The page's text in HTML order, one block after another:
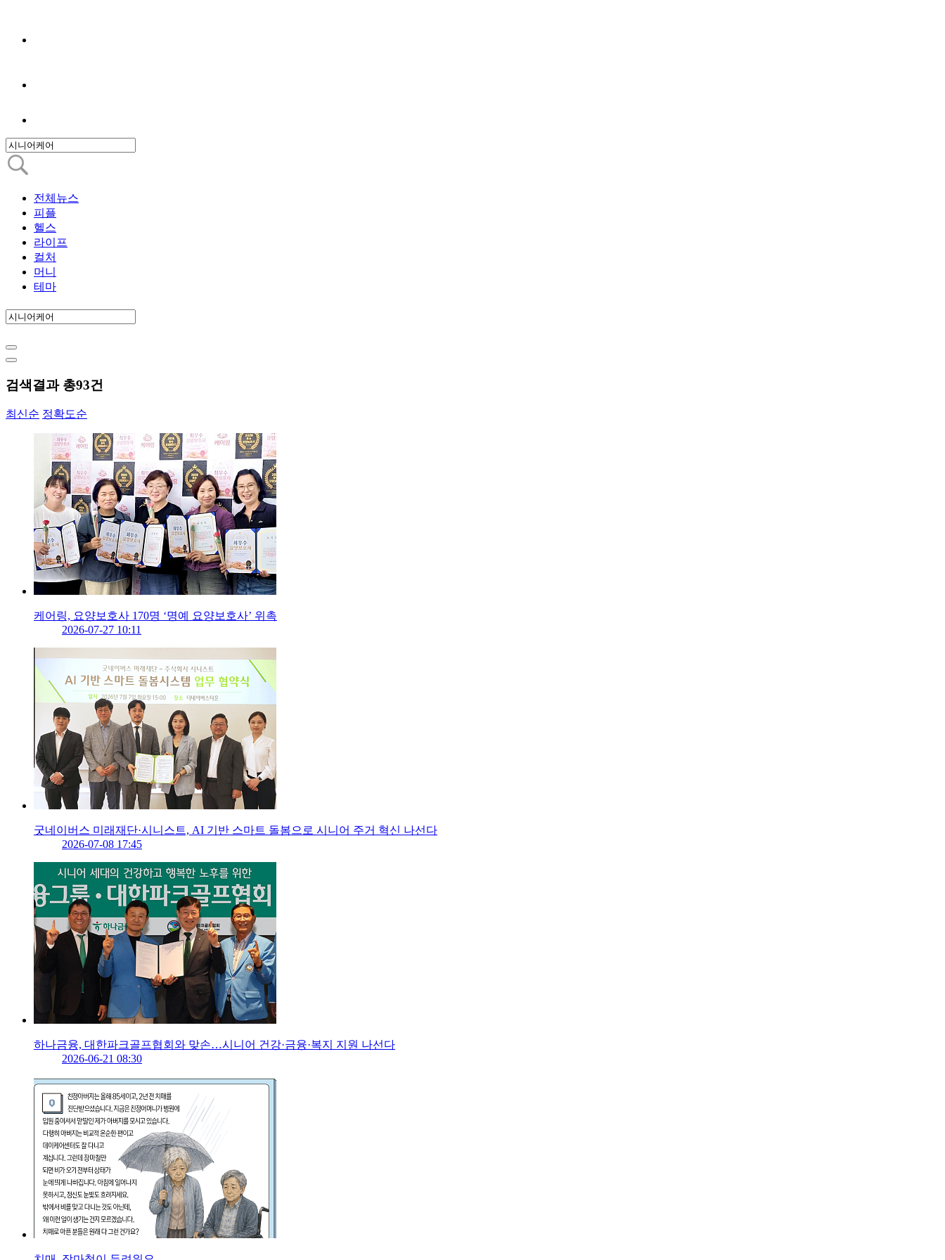
전체뉴스
피플
헬스
라이프
컬처
머니
테마
검색결과 총93건
최신순 정확도순
케어링, 요양보호사 170명 ‘명예 요양보호사’ 위촉
2026-07-27 10:11
굿네이버스 미래재단·시니스트, AI 기반 스마트 돌봄으로 시니어 주거 혁신 나선다
2026-07-08 17:45
하나금융, 대한파크골프협회와 맞손…시니어 건강·금융·복지 지원 나선다
2026-06-21 08:30